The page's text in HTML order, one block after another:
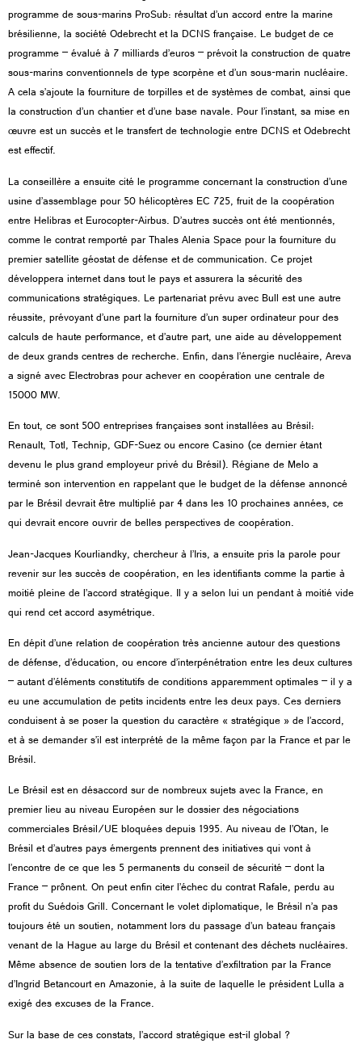
programme de sous-marins ProSub: résultat d’un accord entre la marine
brésilienne, la société Odebrecht et la DCNS française. Le budget de ce
programme – évalué à 7 milliards d’euros – prévoit la construction de quatre
sous-marins conventionnels de type scorpène et d’un sous-marin nucléaire.
A cela s’ajoute la fourniture de torpilles et de systèmes de combat, ainsi que
la construction d’un chantier et d’une base navale. Pour l’instant, sa mise en
œuvre est un succès et le transfert de technologie entre DCNS et Odebrecht
est effectif.
La conseillère a ensuitecitéle programme concernant la construction d’une
usine d’assemblage pour 50 hélicoptères EC 725, fruit de la coopération
entre Helibras et Eurocopter-Airbus. D’autres succès ont été mentionnés,
comme le contrat remporté par Thales Alenia Space pour la fourniture du
premier satellite géostat de défense et de communication. Ce projet
développera internet dans tout le pays et assurera la sécurité des
communications stratégiques. Le partenariat prévu avec Bull est une autre
réussite, prévoyant d’une part la fourniture d’un super ordinateur pour des
calculs de haute performance, et d’autre part, une aide au développement
de deux grands centres de recherche. Enfin, dans l’énergie nucléaire, Areva
a signé avec Electrobras pour achever en coopération une centrale de
15000 MW.
En tout, ce sont 500 entreprises françaises sont installées au Brésil:
Renault, Totl, Technip, GDF-Suez ou encore Casino (ce dernier étant
devenu le plus grand employeur privé du Brésil). Régiane de Melo a
terminé son intervention en rappelant que le budget de la défense annoncé
par le Brésil devrait être multiplié par 4 dans les 10 prochaines années, ce
qui devrait encore ouvrir de belles perspectives de coopération.
Jean-Jacques Kourliandky, chercheur à l’Iris, a ensuite pris la parole pour
revenir sur les succès de coopération, en les identifiants comme la partie à
moitié pleine de l’accord stratégique. Il y a selon lui un pendant à moitié vide
qui rend cet accord asymétrique.
En dépit d’une relation de coopération très ancienne autour des questions
de défense, d’éducation, ou encore d’interpénétration entre les deux cultures
– autant d’éléments constitutifs de conditions apparemment optimales – il y a
eu une accumulation de petits incidents entre les deux pays. Ces derniers
conduisent à se poser la question du caractère « stratégique » de l’accord,
et à se demander s’il est interprété de la même façon par la France et par le
Brésil.
Le Brésil est en désaccord sur de nombreux sujets avec la France, en
premier lieu au niveau Européen sur le dossier des négociations
commerciales Brésil/UE bloquées depuis 1995. Au niveau de l’Otan, le
Brésil et d’autres pays émergents prennent des initiatives qui vont à
l’encontre de ce que les 5 permanents du conseil de sécurité – dont la
France – prônent. On peut enfin citer l’échec du contrat Rafale, perdu au
profit du Suédois GriIl. Concernant le volet diplomatique, le Brésil n’a pas
toujours été un soutien, notamment lors du passage d’un bateau français
venant de la Hague au large du Brésil et contenant des déchets nucléaires.
Même absence de soutien lors de la tentative d’exfiltration par la France
d’Ingrid Betancourt en Amazonie, à la suite de laquelle le président Lulla a
exigé des excuses de la France.
Sur la base de ces constats, l’accord stratégique est-il global ?